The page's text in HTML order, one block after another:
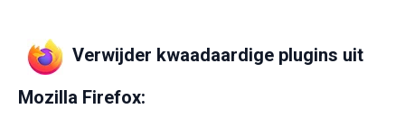
Verwijder kwaadaardige plugins uit
Mozilla Firefox: